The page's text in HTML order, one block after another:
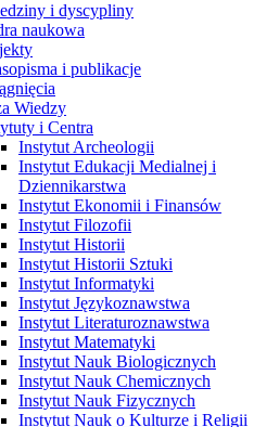
i dyscypliny
naukowa
i publikacje
Wiedzy
i Centra
Instytut Archeologii
Instytut Edukacji Medialnej i
Dziennikarstwa
Instytut Ekonomii i Finansów
Instytut Filozofii
Instytut Historii
Instytut Historii Sztuki
Instytut Informatyki
Instytut Językoznawstwa
Instytut Literaturoznawstwa
Instytut Matematyki
Instytut Nauk Biologicznych
Instytut Nauk Chemicznych
Instytut Nauk Fizycznych
Instytut Nauk o Kulturze i Religii